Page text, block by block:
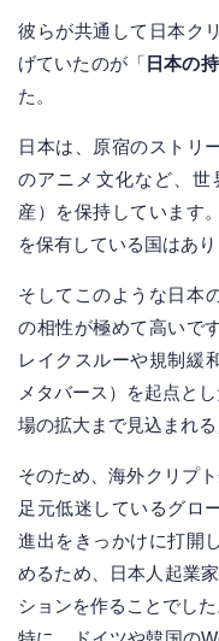
彼らが共通して日本ク
げていたのが「 日本の
た。
日本は、原宿のストリ
のアニメ文化など、
産）を保持しています
を保有している国はあり
そしてこのような日本
の相性が極めて高いで
レイクスルーや規制緩
メタバース）を起点と
場の拡大まで見込まれ
そのため、海外クリプ
足元低迷しているグロ
進出をきっかけに打開
めるため、日本人起業
ションを作ることでした